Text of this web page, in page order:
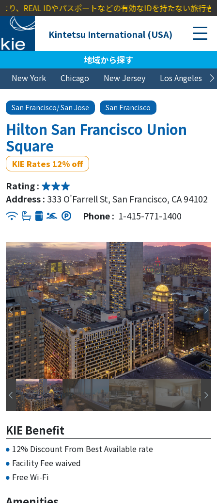
IDやパスポートなどの有効なIDを持たない旅行者に対し、
Kintetsu International (USA)
地域から探す
New York Chicago New Jersey Los Angeles
San Francisco/ San Jose San Francisco
Hilton San Francisco Union
Square
KIE Rates 12% off
Rating :
Address : 333 O'Farrell St, San Francisco, CA 94102
Phone : 1-415-771-1400
KIE Benefit
12% Discount From Best Available rate
Facility Fee waived
Free Wi-Fi